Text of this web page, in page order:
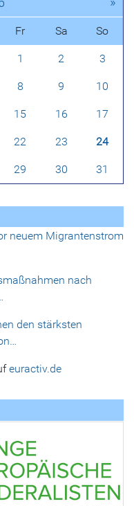
Fr Sa So
1 2 3
8 9 10
15 16 17
22 23 24
29 30 31
neuem Migrantenstrom
nach
den stärksten
euractiv.de